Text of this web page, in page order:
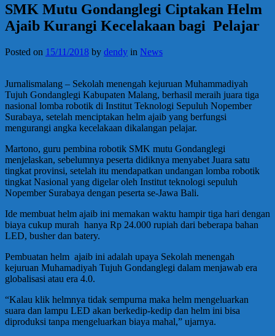
SMK Mutu Gondanglegi Ciptakan Helm
Ajaib Kurangi Kecelakaan bagi Pelajar
Posted on 15/11/2018 by dendy in News
Jurnalismalang – Sekolah menengah kejuruan Muhammadiyah
Tujuh Gondanglegi Kabupaten Malang, berhasil meraih juara tiga
nasional lomba robotik di Institut Teknologi Sepuluh Nopember
Surabaya, setelah menciptakan helm ajaib yang berfungsi
mengurangi angka kecelakaan dikalangan pelajar.
Martono, guru pembina robotik SMK mutu Gondanglegi
menjelaskan, sebelumnya peserta didiknya menyabet Juara satu
tingkat provinsi, setelah itu mendapatkan undangan lomba robotik
tingkat Nasional yang digelar oleh Institut teknologi sepuluh
Nopember Surabaya dengan peserta se-Jawa Bali.
Ide membuat helm ajaib ini memakan waktu hampir tiga hari dengan
biaya cukup murah hanya Rp 24.000 rupiah dari beberapa bahan
LED, busher dan batery.
Pembuatan helm ajaib ini adalah upaya Sekolah menengah
kejuruan Muhamadiyah Tujuh Gondanglegi dalam menjawab era
globalisasi atau era 4.0.
“Kalau klik helmnya tidak sempurna maka helm mengeluarkan
suara dan lampu LED akan berkedip-kedip dan helm ini bisa
diproduksi tanpa mengeluarkan biaya mahal,” ujarnya.